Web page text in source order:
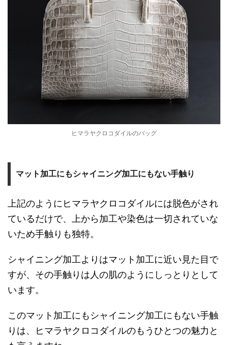
ヒマラヤクロコダイルのバッグ
マット加工にもシャイニング加工にもない手触り
上記のようにヒマラヤクロコダイルには脱色がされ
ているだけで、上から加工や染色は一切されていな
いため手触りも独特。
シャイニング加工よりはマット加工に近い見た目で
すが、その手触りは人の肌のようにしっとりとして
います。
このマット加工にもシャイニング加工にもない手触
りは、ヒマラヤクロコダイルのもうひとつの魅力と